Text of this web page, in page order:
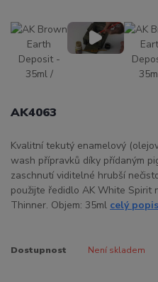
AK4063
Kvalitní tekutý enamelový
wash přípravků díky přídaným
zaschnutí viditelné hrubší
použijte ředidlo AK White Spirit
Thinner. Objem: 35ml celý popis
Dostupnost Není skladem